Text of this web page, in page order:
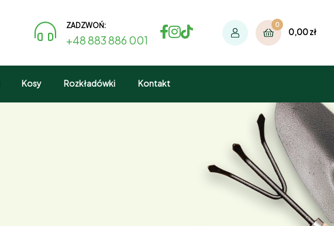
ZADZWOŃ:
+48 883 886 001
0
0,00zł
Kosy Rozkładówki Kontakt